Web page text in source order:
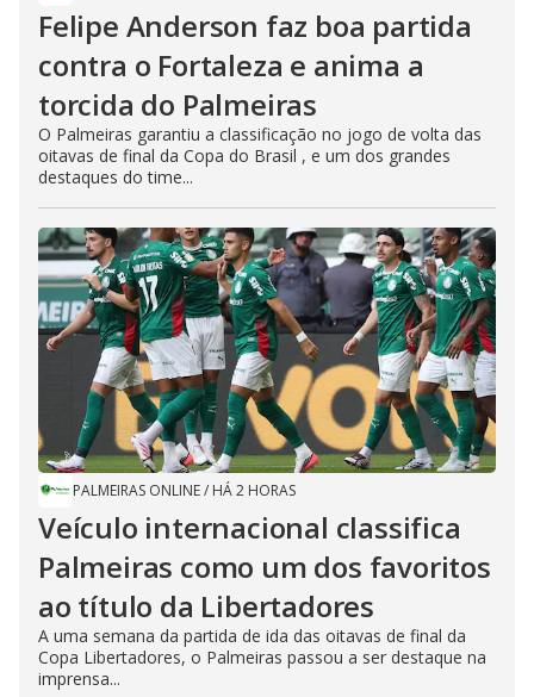
Felipe Anderson faz boa partida
contra o Fortaleza e anima a
torcida do Palmeiras
O Palmeiras garantiu a classificação no jogo de volta das
oitavas de final da Copa do Brasil , e um dos grandes
destaques do time...
PALMEIRAS ONLINE/ HÁ 2 HORAS
Veículo internacional classifica
Palmeiras como um dos favoritos
ao título da Libertadores
A uma semana da partida de ida das oitavas de final da
Copa Libertadores, o Palmeiras passou a ser destaque na
imprensa...